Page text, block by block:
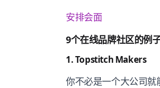
安排会面
9个在线品牌社区的例
1. Topstitch Makers
你不必是一个大公司就